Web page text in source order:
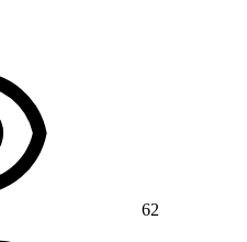
62